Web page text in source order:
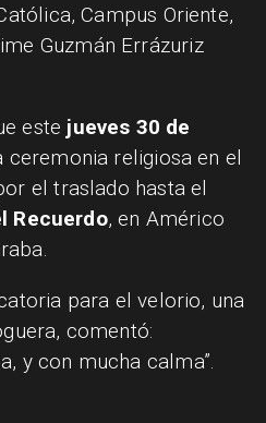
Campus Oriente,
Guzmán Errázuriz
este jueves 30 de
ceremonia religiosa en el
el traslado hasta el
Recuerdo, en Américo
para el velorio, una
comentó:
y con mucha calma”.